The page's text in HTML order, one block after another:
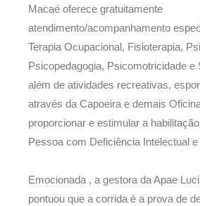
Macaé oferece gratuitamente
atendimento/acompanhamento
Terapia Ocupacional, Fisioterapia,
Psicopedagogia, Psicomotricidade e
além de atividades recreativas,
através da Capoeira e demais
proporcionar e estimular a
Pessoa com Deficiência Intelectual e
Emocionada , a gestora da Apae
pontuou que a corrida é a prova de